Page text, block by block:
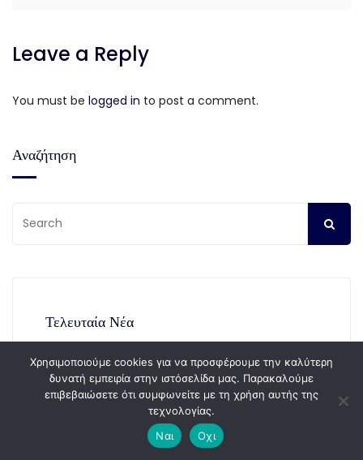
Leave a Reply
You must be logged in to post a comment.
Αναζήτηση
Τελευταία Νέα
22 Ιούλ, 2026
Β΄ΚΥΚΛΟΣ – «Αγροδιατροφή –
Πρωτογενής Παραγωγή και Μεταποίηση
Γεωργικών Προϊόντων – Αλιεία –
Υδατοκαλλιέργεια»
Χρησιμοποιούμε cookies για να προσφέρουμε την καλύτερη
δυνατή εμπειρία στην ιστόσελίδα μας. Παρακαλούμε
επιβεβαιώσετε ότι συμφωνείτε με τη χρήση αυτής της
τεχνολογίας.
Ναι
Οχι